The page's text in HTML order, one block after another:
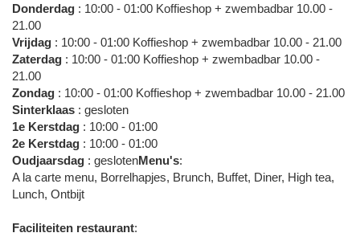
Donderdag : 10:00 - 01:00 Koffieshop + zwembadbar 10.00 -
21.00
Vrijdag : 10:00 - 01:00 Koffieshop + zwembadbar 10.00 - 21.00
Zaterdag : 10:00 - 01:00 Koffieshop + zwembadbar 10.00 -
21.00
Zondag : 10:00 - 01:00 Koffieshop + zwembadbar 10.00 - 21.00
Sinterklaas : gesloten
1e Kerstdag : 10:00 - 01:00
2e Kerstdag : 10:00 - 01:00
Oudjaarsdag : geslotenMenu's:
A la carte menu, Borrelhapjes, Brunch, Buffet, Diner, High tea,
Lunch, Ontbijt
Faciliteiten restaurant: